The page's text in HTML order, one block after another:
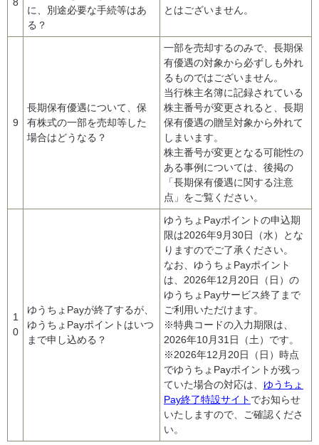
に、別途必要な手続等はあ
る？
とはございません。
9
長期保有優遇について、保
有株式の一部を売却等した
場合はどうなる？
一部を売却するのみで、長期保
有優遇の対象から必ずしも外れ
るものではございません。
当行株主名簿に記録されている
株主番号が変更されると、長期
保有優遇の贈呈対象から外れて
しまいます。
株主番号が変更となる可能性の
ある事例については、後掲の
「長期保有優遇に関する注意
点」をご覧ください。
1
0
ゆうちょPayが終了するが、
ゆうちょPayポイントはいつ
まで申し込める？
ゆうちょPayポイントの申込期
限は2026年9月30日（水）とな
りますのでご了承ください。
なお、ゆうちょPayポイント
は、2026年12月20日（日）の
ゆうちょPayサービス終了まで
ご利用いただけます。
※特典コードの入力期限は、
2026年10月31日（土）です。
※2026年12月20日（日）時点
でゆうちょPayポイントが残っ
ていた場合の対応は、 ゆうちょ
Pay終了特設サイト でお知らせ
いたしますので、ご確認くださ
い。